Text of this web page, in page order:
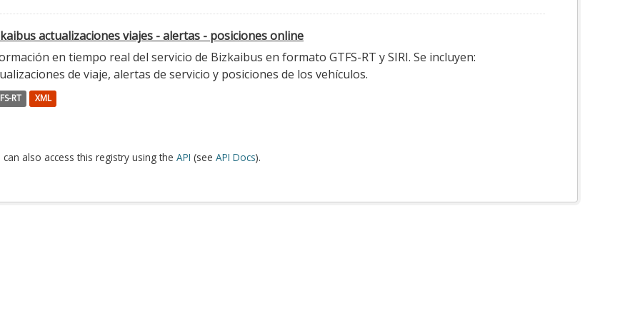
actualizaciones viajes - alertas - posiciones online
en tiempo real del servicio de Bizkaibus en formato GTFS-RT y SIRI. Se incluyen:
de viaje, alertas de servicio y posiciones de los vehículos.
RT XML
can also access this registry using the API (see API Docs).